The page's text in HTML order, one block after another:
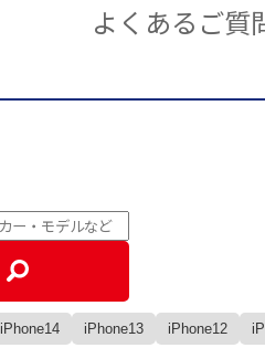
よくあるご質
iPhone14 iPhone13 iPhone12